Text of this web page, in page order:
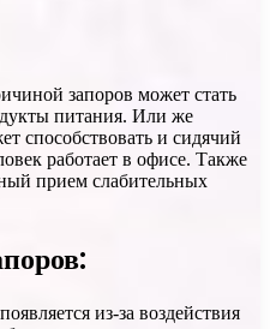
запоров может стать
питания. Или же
способствовать и сидячий
работает в офисе. Также
прием слабительных
из-за воздействия